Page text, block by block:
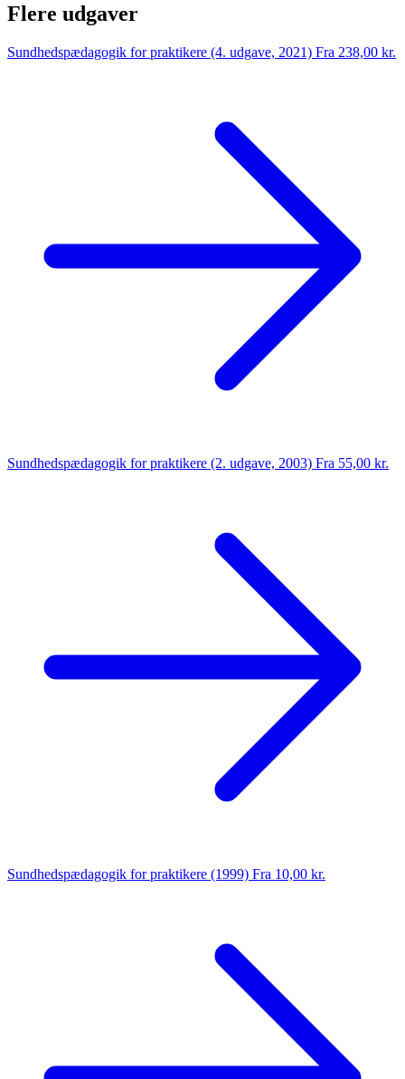
Flere udgaver
Sundhedspædagogik for praktikere (4. udgave, 2021) Fra 238,00 kr.
Sundhedspædagogik for praktikere (2. udgave, 2003) Fra 55,00 kr.
Sundhedspædagogik for praktikere (1999) Fra 10,00 kr.